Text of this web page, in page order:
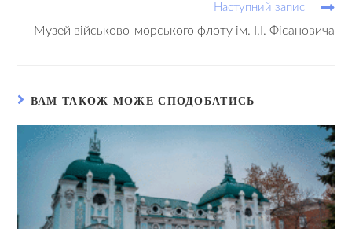
Наступний запис
Музей військово-морського флоту ім. І.І. Фісановича
ВАМ ТАКОЖ МОЖЕ СПОДОБАТИСЬ